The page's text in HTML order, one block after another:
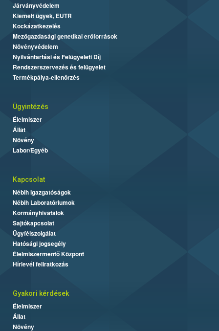
Járványvédelem
Kiemelt ügyek, EUTR
Kockázatkezelés
Mezőgazdasági genetikai erőforrások
Növényvédelem
Nyilvántartási és Felügyeleti Díj
Rendszerszervezés és felügyelet
Termékpálya-ellenőrzés
Ügyintézés
Élelmiszer
Állat
Növény
Labor/Egyéb
Kapcsolat
Nébih Igazgatóságok
Nébih Laboratóriumok
Kormányhivatalok
Sajtókapcsolat
Ügyfélszolgálat
Hatósági jogsegély
Élelmiszermentő Központ
Hírlevél feliratkozás
Gyakori kérdések
Élelmiszer
Állat
Növény